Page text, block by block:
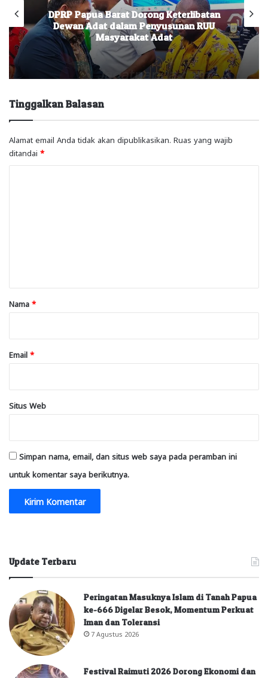
DPRP Papua Barat Dorong Keterlibatan
Dewan Adat dalam Penyusunan RUU
Masyarakat Adat
Tinggalkan Balasan
Alamat email Anda tidak akan dipublikasikan. Ruas yang wajib
ditandai *
rNama *
Email *
Situs Web
Simpan nama, email, dan situs web saya pada peramban ini
untuk komentar saya berikutnya.
Update Terbaru
Peringatan Masuknya Islam di Tanah Papua
ke-666 Digelar Besok, Momentum Perkuat
Iman dan Toleransi
7 Agustus 2026
Festival Raimuti 2026 Dorong Ekonomi dan